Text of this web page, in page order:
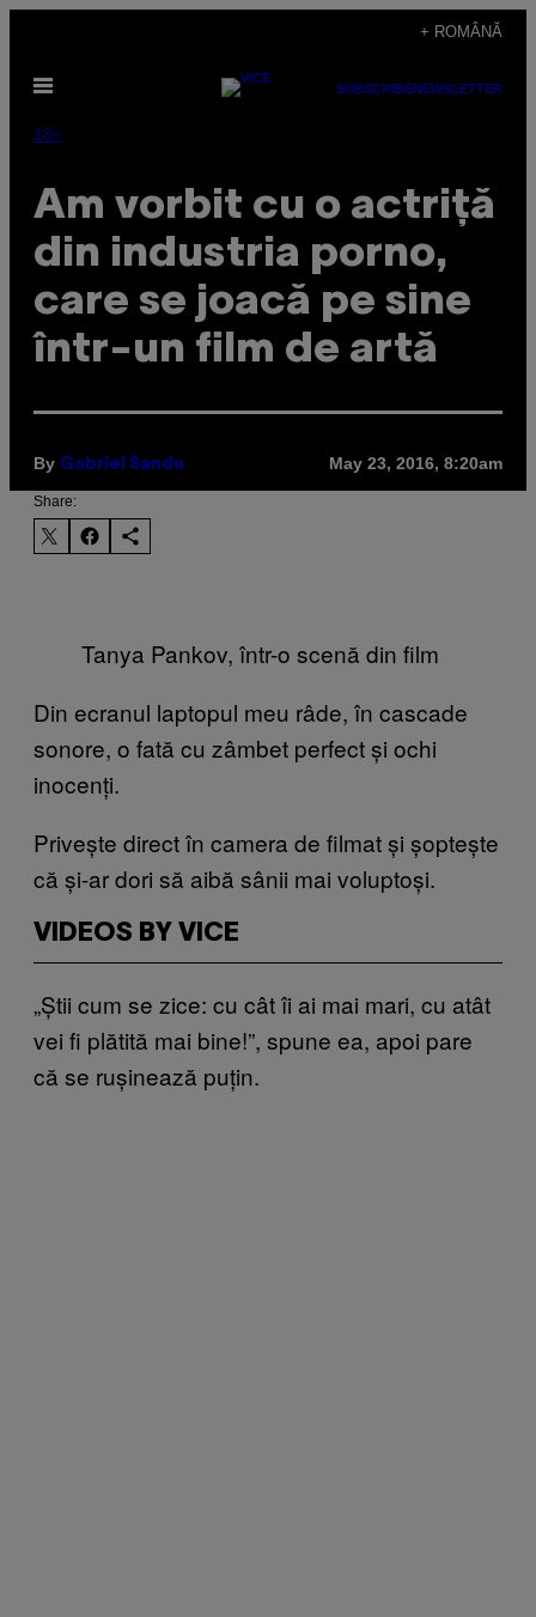
content
+ ROMÂNĂ
Open
SUBSCRIBENEWSLETTER
18+
Am vorbit cu o actriță
din industria porno,
care se joacă pe sine
într-un film de artă
By Gabriel Sandu May 23, 2016, 8:20am
Share:
Tanya Pankov, într-o scenă din film
Din ecranul laptopul meu râde, în cascade
sonore, o fată cu zâmbet perfect și ochi
inocenți.
Privește direct în camera de filmat și șoptește
că și-ar dori să aibă sânii mai voluptoși.
VIDEOS BY VICE
„Știi cum se zice: cu cât îi ai mai mari, cu atât
vei fi plătită mai bine!”, spune ea, apoi pare
că se rușinează puțin.